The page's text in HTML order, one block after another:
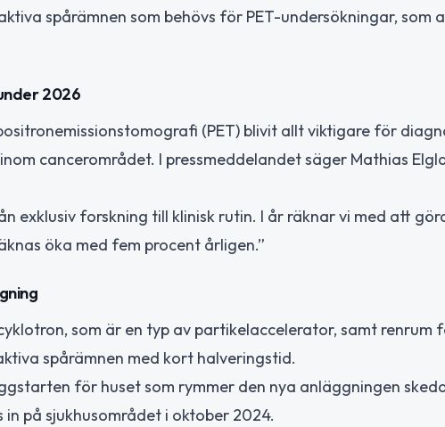
spårämnen som behövs för PET-undersökningar, som
2026
(PET) blivit allt viktigare för
cancerområdet. I pressmeddelandet säger Mathias
exklusiv forskning till klinisk rutin. I år räknar vi med att
öka med fem procent årligen.”
som är en typ av partikelaccelerator, samt renrum
spårämnen med kort halveringstid.
för huset som rymmer den nya anläggningen
på sjukhusområdet i oktober 2024.